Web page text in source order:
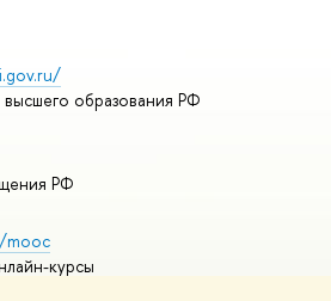
образования РФ
РФ
mooc
курсы